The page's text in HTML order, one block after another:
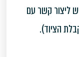
ליצור קשר עם
הציוד).